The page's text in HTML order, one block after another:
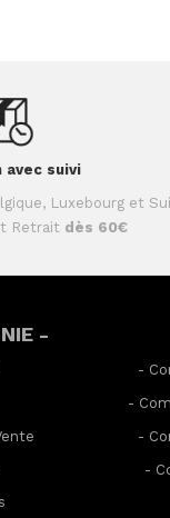
avec suivi
Luxebourg et
Retrait dès 60€
-
-
-
-
-